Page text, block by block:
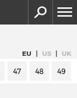
EU | US | UK
47 48 49